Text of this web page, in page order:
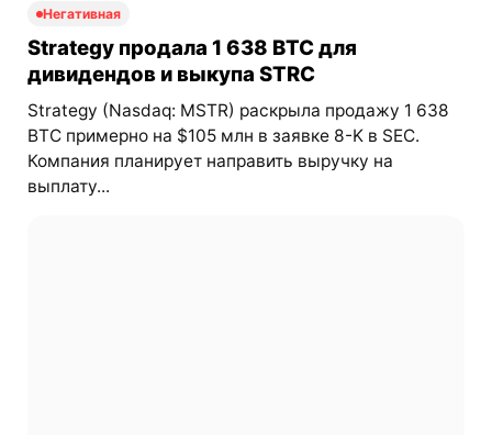
Негативная
Strategy продала 1 638 BTC для
дивидендов и выкупа STRC
Strategy (Nasdaq: MSTR) раскрыла продажу 1 638
BTC примерно на $105 млн в заявке 8-K в SEC.
Компания планирует направить выручку на
выплату...